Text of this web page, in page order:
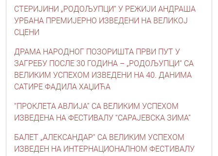
СТЕРИЈИНИ „РОДОЉУПЦИ“ У РЕЖИЈИ АНДРАША
УРБАНА ПРЕМИЈЕРНО ИЗВЕДЕНИ НА ВЕЛИКОЈ
СЦЕНИ
ДРАМА НАРОДНОГ ПОЗОРИШТА ПРВИ ПУТ У
ЗАГРЕБУ ПОСЛЕ 30 ГОДИНА – „РОДОЉУПЦИ“ СА
ВЕЛИКИМ УСПЕХОМ ИЗВЕДЕНИ НА 40. ДАНИМА
САТИРЕ ФАДИЛА ХАЏИЋА
“ПРОКЛЕТА АВЛИЈА” СА ВЕЛИКИМ УСПЕХОМ
ИЗВЕДЕНА НА ФЕСТИВАЛУ “САРАЈЕВСКА ЗИМА”
БАЛЕТ „АЛЕКСАНДАР“ СА ВЕЛИКИМ УСПЕХОМ
ИЗВЕДЕН НА ИНТЕРНАЦИОНАЛНОМ ФЕСТИВАЛУ